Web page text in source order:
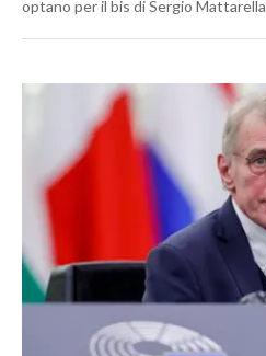
optano per il bis di Sergio Mattarella